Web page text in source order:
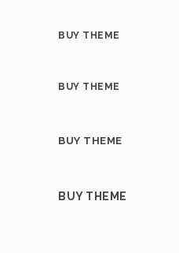
BUY THEME
BUY THEME
BUY THEME
BUY THEME